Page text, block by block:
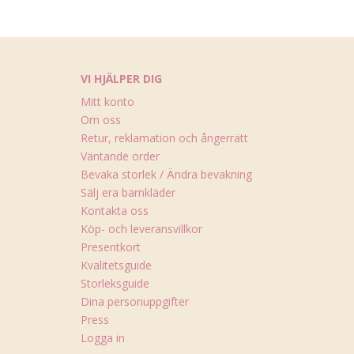
VI HJÄLPER DIG
Mitt konto
Om oss
Retur, reklamation och ångerrätt
Väntande order
Bevaka storlek / Ändra bevakning
Sälj era barnkläder
Kontakta oss
Köp- och leveransvillkor
Presentkort
Kvalitetsguide
Storleksguide
Dina personuppgifter
Press
Logga in